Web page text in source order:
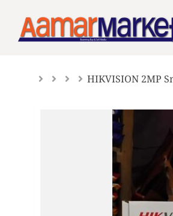
content
HIKVISION 2MP